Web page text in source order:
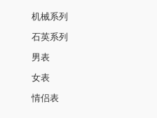
机械系列
石英系列
男表
女表
情侣表